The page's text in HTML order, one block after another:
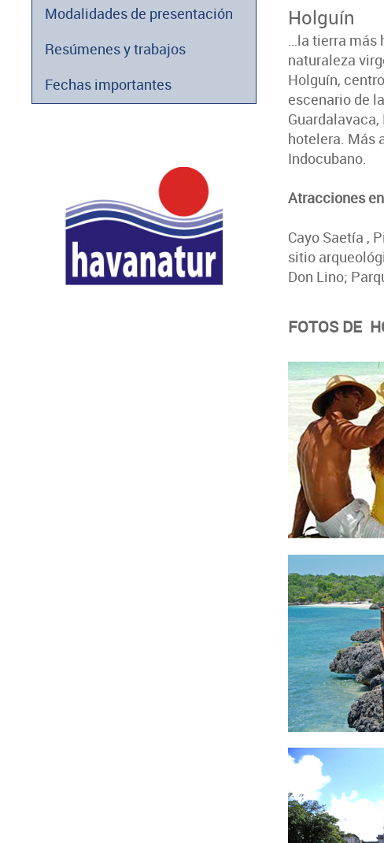
Modalidades de presentación
Resúmenes y trabajos
Fechas importantes
Holguín
…la tierra más
naturaleza
Holguín,
escenario de
hotelera. Más
Indocubano.
Atracciones
Cayo Saetía ,
sitio
Don Lino;
FOTOS DE